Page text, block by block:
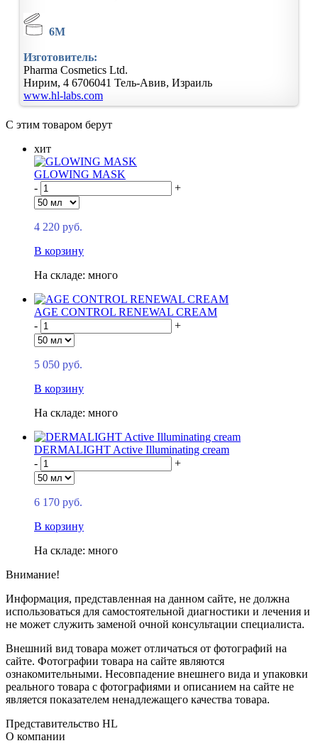
6M
Изготовитель:
Pharma Cosmetics Ltd.
Нирим, 4 6706041 Тель-Авив, Израиль
www.hl-labs.com
С этим товаром берут
хит
GLOWING MASK
-
+
4 220 руб.
В корзину
На складе: много
AGE CONTROL RENEWAL CREAM
-
+
5 050 руб.
В корзину
На складе: много
DERMALIGHT Active Illuminating cream
-
+
6 170 руб.
В корзину
На складе: много
Внимание!
Информация, представленная на данном сайте, не должна
использоваться для самостоятельной диагностики и лечения и
не может служить заменой очной консультации специалиста.
Внешний вид товара может отличаться от фотографий на
сайте. Фотографии товара на сайте являются
ознакомительными. Несовпадение внешнего вида и упаковки
реального товара с фотографиями и описанием на сайте не
является показателем ненадлежащего качества товара.
Представительство HL
О компании